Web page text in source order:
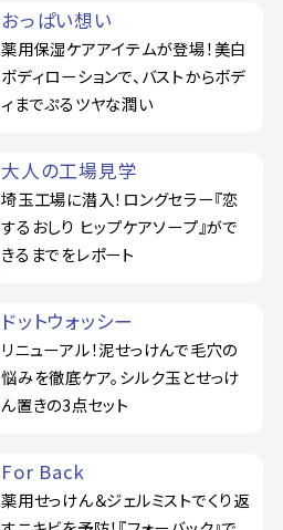
おっぱい想い
薬用保湿ケアアイテムが登場！美白
ボディローションで、バストからボデ
ィまでぷるツヤな潤い
大人の工場見学
埼玉工場に潜入！ロングセラー『恋
するおしり ヒップケアソープ』がで
きるまでをレポート
ドットウォッシー
リニューアル！泥せっけんで毛穴の
悩みを徹底ケア。シルク玉とせっけ
ん置きの3点セット
For Back
薬用せっけん＆ジェルミストでくり返